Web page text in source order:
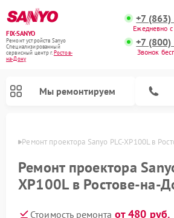
FIX-SANYO
Ремонт устройств Sanyo
Специализированный
cервисный центр г.Ростов-
на-Дону
+7
Ежедневно
+7
Звонок
Мы ремонтируем
Ремонт проектора Sanyo PLC-XP100L в
Ремонт проектора
XP100L в Ростове-на-
Стоимость ремонта от 480 руб.